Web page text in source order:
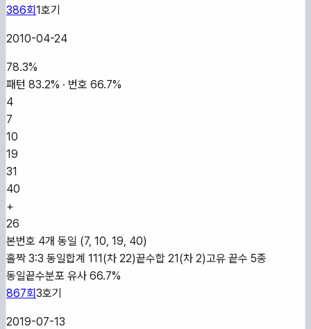
386회1호기
2010-04-24
78.3%
패턴 83.2% · 번호 66.7%
4
7
10
19
31
40
+
26
본번호 4개 동일 (7, 10, 19, 40)
홀짝 3:3 동일합계 111(차 22)끝수합 21(차 2)고유 끝수 5종
동일끝수분포 유사 66.7%
867회3호기
2019-07-13